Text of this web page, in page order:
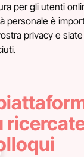
per gli utenti
personale è
privacy e